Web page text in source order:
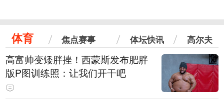
体育 焦点赛事 体坛快讯 高尔夫
高富帅变矮胖挫！西蒙斯发布肥胖
版P图训练照：让我们开干吧